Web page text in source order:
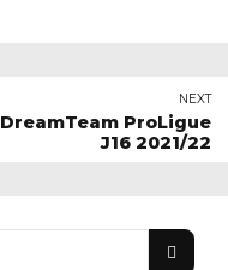
NEXT
DreamTeam ProLigue
J16 2021/22